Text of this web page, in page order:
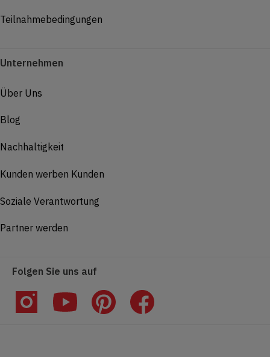
Teilnahmebedingungen
Unternehmen
Über Uns
Blog
Nachhaltigkeit
Kunden werben Kunden
Soziale Verantwortung
Partner werden
Folgen Sie uns auf